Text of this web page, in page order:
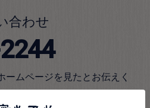
合わせ
ムページを見たとお伝えく